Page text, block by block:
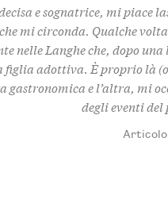
e sognatrice, mi piace
mi circonda. Qualche
nelle Langhe che, dopo
figlia adottiva. È proprio là
gastronomica e l’altra, mi
degli eventi del